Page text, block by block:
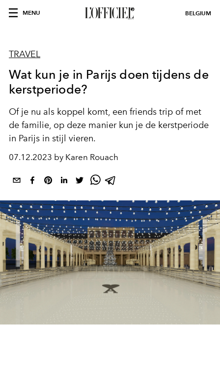
MENU BELGIUM
TRAVEL
Wat kun je in Parijs doen tijdens de
kerstperiode?
Of je nu als koppel komt, een friends trip of met
de familie, op deze manier kun je de kerstperiode
in Parijs in stijl vieren.
07.12.2023 by Karen Rouach